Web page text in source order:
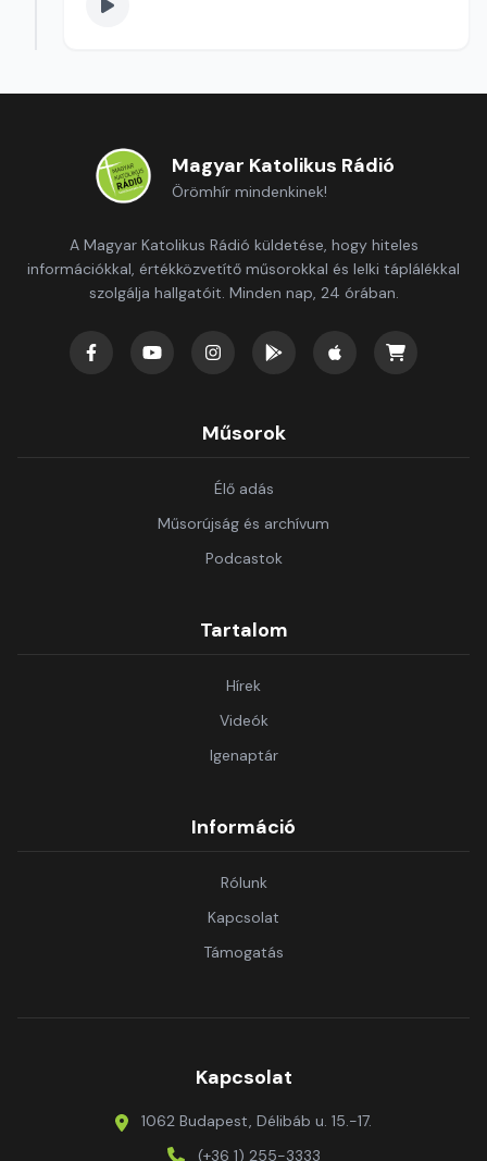
Magyar Katolikus Rádió
Örömhír mindenkinek!
A Magyar Katolikus Rádió küldetése, hogy hiteles
információkkal, értékközvetítő műsorokkal és lelki táplálékkal
szolgálja hallgatóit. Minden nap, 24 órában.
Műsorok
Élő adás
Műsorújság és archívum
Podcastok
Tartalom
Hírek
Videók
Igenaptár
Információ
Rólunk
Kapcsolat
Támogatás
Kapcsolat
1062 Budapest, Délibáb u. 15.-17.
(+36 1) 255-3333